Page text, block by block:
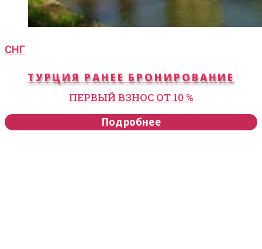
СНГ
ТУРЦИЯ РАНЕЕ БРОНИРОВАНИЕ
ПЕРВЫЙ ВЗНОС ОТ 10 %
Подробнее